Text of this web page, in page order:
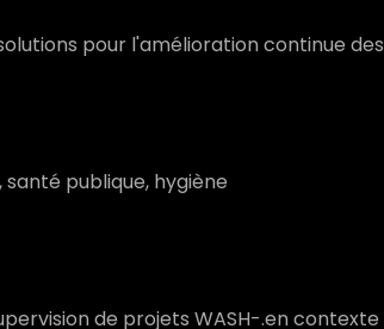
pour l'amélioration continue des
santé publique, hygiène
de projets WASH-.en contexte